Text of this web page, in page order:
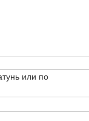
или по